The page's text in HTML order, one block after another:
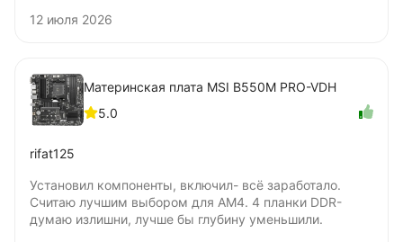
только, бумажную наклейку нужно удалять для
12 июля 2026
Материнская плата MSI B550M PRO-VDH
5.0
rifat125
Установил компоненты, включил- всё заработало.
Считаю лучшим выбором для AM4. 4 планки DDR-
думаю излишни, лучше бы глубину уменьшили.